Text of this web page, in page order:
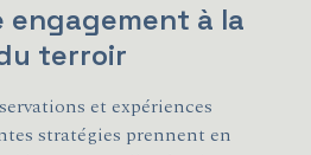
engagement à la
terroir
et expériences
stratégies prennent en